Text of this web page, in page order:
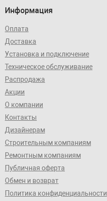
Информация
Оплата
Доставка
Установка и подключение
Техническое обслуживание
Распродажа
Акции
О компании
Контакты
Дизайнерам
Строительным компаниям
Ремонтным компаниям
Публичная оферта
Обмен и возврат
Политика конфиденциальности